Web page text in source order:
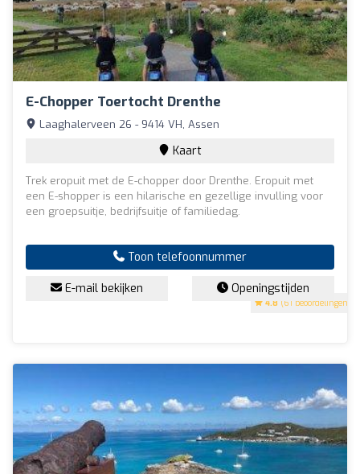
E-Chopper Toertocht Drenthe
4.8 (61 beoordelingen)
Laaghalerveen 26 - 9414 VH, Assen
Kaart
Trek eropuit met de E-chopper door Drenthe. Eropuit met
een E-shopper is een hilarische en gezellige invulling voor
een groepsuitje, bedrijfsuitje of familiedag.
Toon telefoonnummer
E-mail bekijken Openingstijden